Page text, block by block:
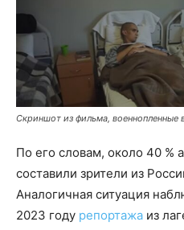
Скриншот из фильма, военнопленные
По его словам, около 40 %
составили зрители из
Аналогичная ситуация
2023 году репортажа из